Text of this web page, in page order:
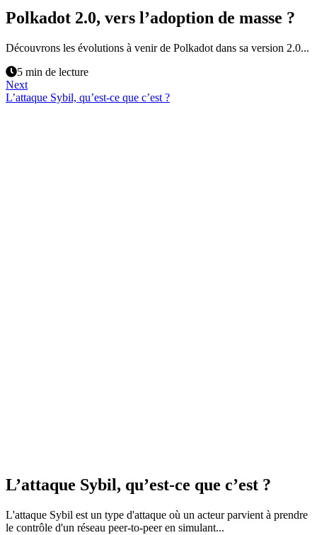
Polkadot 2.0, vers l’adoption de masse ?
Découvrons les évolutions à venir de Polkadot dans sa version 2.0...
5 min de lecture
Next
L’attaque Sybil, qu’est-ce que c’est ?
L’attaque Sybil, qu’est-ce que c’est ?
L'attaque Sybil est un type d'attaque où un acteur parvient à prendre
le contrôle d'un réseau peer-to-peer en simulant...